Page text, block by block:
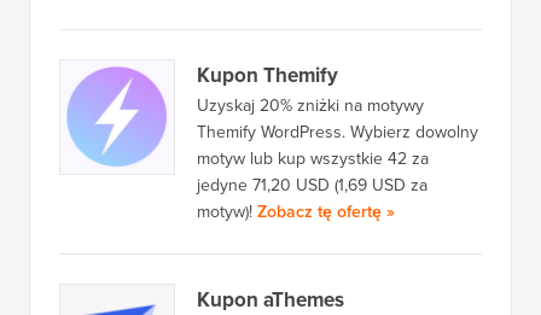
Kupon Themify
Uzyskaj 20% zniżki na motywy
Themify WordPress. Wybierz dowolny
motyw lub kup wszystkie 42 za
jedyne 71,20 USD (1,69 USD za
motyw)! Zobacz tę ofertę »
Kupon aThemes